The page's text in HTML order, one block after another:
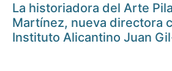
La historiadora del Arte
Martínez, nueva directora
Instituto Alicantino Juan